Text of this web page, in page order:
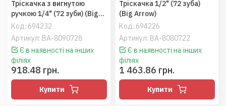
Код: 694232
Артикул: BA-8090728
Тріскачка з вигнутою
ручкою 1/4" (72 зуби) (Big
Arrow)
Є в наявності на інших
філіях
918.48 грн.
Купити
Код: 694226
Артикул: BA-8080722
Тріскачка 1/2" (72 зуба)
(Big Arrow)
Є в наявності на інших
філіях
1 463.86 грн.
Купити